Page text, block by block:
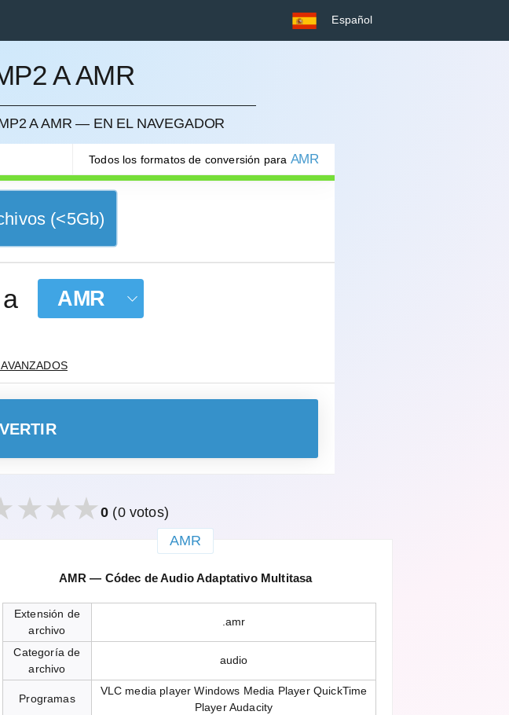
Español
A AMR
A AMR — EN EL NAVEGADOR
Todos los formatos de conversión para AMR
(<5Gb)
a AMR
0 (0 votos)
AMR
AMR — Códec de Audio Adaptativo Multitasa
Extensión de
archivo
.amr
Categoría de
archivo
audio
Programas
VLC media player Windows Media Player QuickTime
Player Audacity